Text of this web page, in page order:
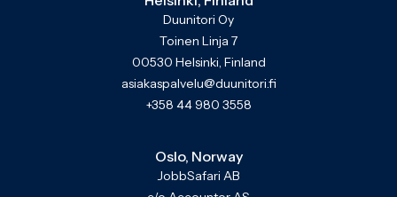
Duunitori Oy
Toinen Linja 7
00530 Helsinki, Finland
asiakaspalvelu@duunitori.fi
+358 44 980 3558
Oslo, Norway
JobbSafari AB